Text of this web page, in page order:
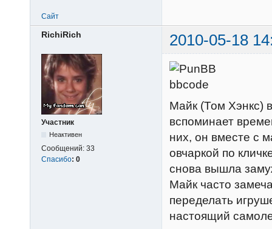
Сайт
RichiRich 2010-05-18
Участник
Неактивен
Сообщений: 33
Спасибо: 0
Майк (Том Хэнкс)
вспоминает
них, он вместе с
овчаркой по
снова вышла
Майк часто
переделать
настоящий